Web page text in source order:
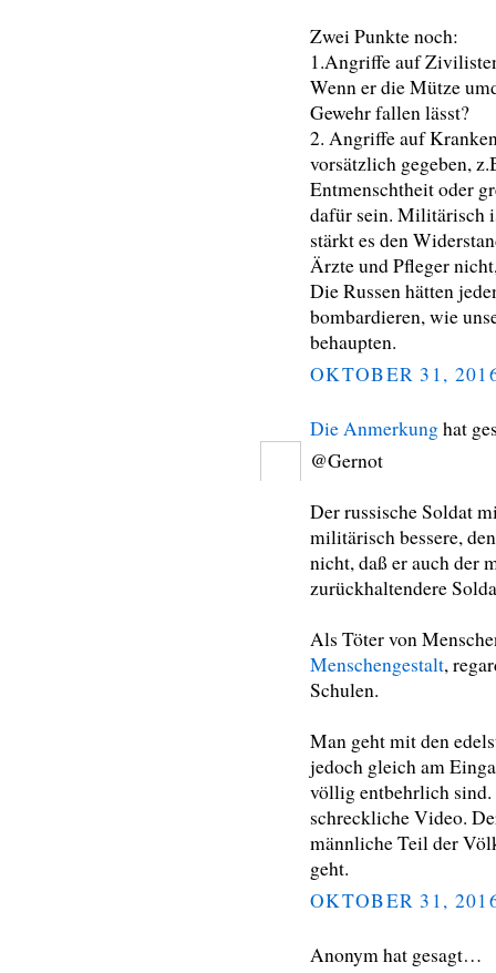
Zwei Punkte noch:
1.Angriffe auf
Wenn er die Mütze
Gewehr fallen lässt?
2. Angriffe auf
vorsätzlich gegeben,
Entmenschtheit oder
dafür sein. Militärisch
stärkt es den
Ärzte und Pfleger
Die Russen hätten
bombardieren, wie
behaupten.
OKTOBER 31,
Die Anmerkunghat
@Gernot
Der russische Soldat
militärisch bessere,
nicht, daß er auch der
zurückhaltendere
Als Töter von
Menschengestalt,
Schulen.
Man geht mit den
jedoch gleich am
völlig entbehrlich
schreckliche Video.
männliche Teil der
geht.
OKTOBER 31,
Anonym hat gesagt…